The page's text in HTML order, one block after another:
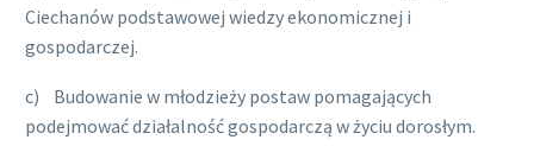
Ciechanów podstawowej wiedzy ekonomicznej i
gospodarczej.
c) Budowanie w młodzieży postaw pomagających
podejmować działalność gospodarczą w życiu dorosłym.